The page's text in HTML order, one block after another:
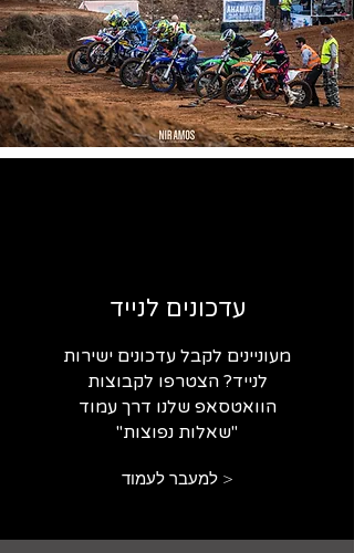
עדכונים לנייד
מעוניינים לקבל עדכונים ישירות
לנייד? הצטרפו לקבוצות
הוואטסאפ שלנו דרך עמוד
"שאלות נפוצות"
< למעבר לעמוד